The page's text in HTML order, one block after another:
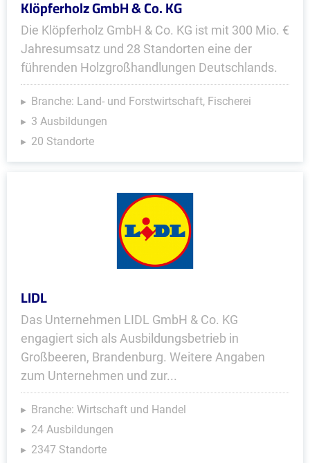
Klöpferholz GmbH & Co. KG
Die Klöpferholz GmbH & Co. KG ist mit 300 Mio. €
Jahresumsatz und 28 Standorten eine der
führenden Holzgroßhandlungen Deutschlands.
Branche: Land- und Forstwirtschaft, Fischerei
3 Ausbildungen
20 Standorte
LIDL
Das Unternehmen LIDL GmbH & Co. KG
engagiert sich als Ausbildungsbetrieb in
Großbeeren, Brandenburg. Weitere Angaben
zum Unternehmen und zur...
Branche: Wirtschaft und Handel
24 Ausbildungen
2347 Standorte